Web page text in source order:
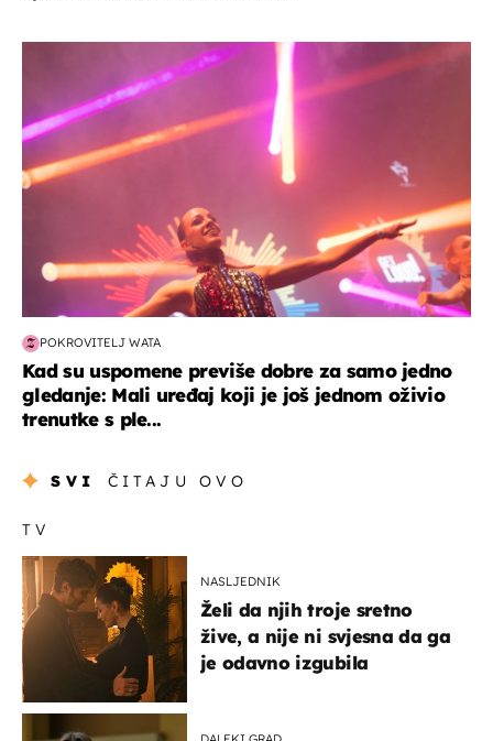
POKROVITELJ WATA
Kad su uspomene previše dobre za samo jedno
gledanje: Mali uređaj koji je još jednom oživio
trenutke s ple...
SVI ČITAJU OVO
TV
NASLJEDNIK
Želi da njih troje sretno
žive, a nije ni svjesna da ga
je odavno izgubila